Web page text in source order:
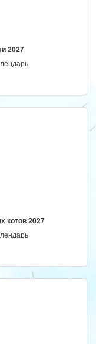
2027
котов 2027